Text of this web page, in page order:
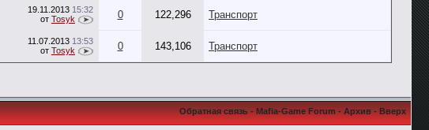
19.11.2013 15:32
от Tosyk 0 122,296 Транспорт
11.07.2013 13:53
от Tosyk 0 143,106 Транспорт
Обратная связь-Mafia-Game Forum-Архив-Вверх